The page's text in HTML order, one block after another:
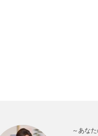
～あな